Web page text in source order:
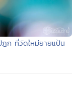
ก ที่วัดใหม่ยายแป้น